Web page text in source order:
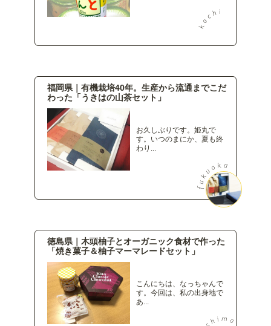
福岡県｜有機栽培40年。生産から流通までこだ
わった「うきはの山茶セット」
お久しぶりです。姫丸で
す。いつのまにか、夏も終
わり...
徳島県｜木頭柚子とオーガニック食材で作った
「焼き菓子＆柚子マーマレードセット」
こんにちは、なっちゃんで
す。今回は、私の出身地で
あ...